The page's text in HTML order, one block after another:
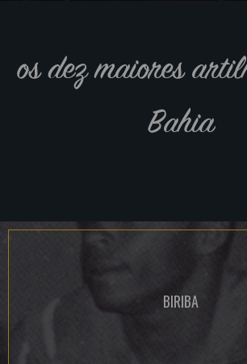
os dez maiores
Bahia
BIRIBA